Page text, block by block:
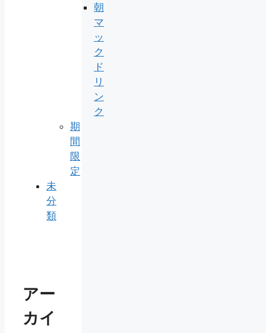
朝
マ
ッ
ク
ド
リ
ン
ク
期
間
限
定
未
分
類
アー
カイ